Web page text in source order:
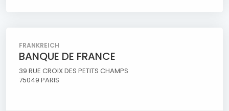
FRANKREICH
BANQUE DE FRANCE
39 RUE CROIX DES PETITS CHAMPS
75049 PARIS